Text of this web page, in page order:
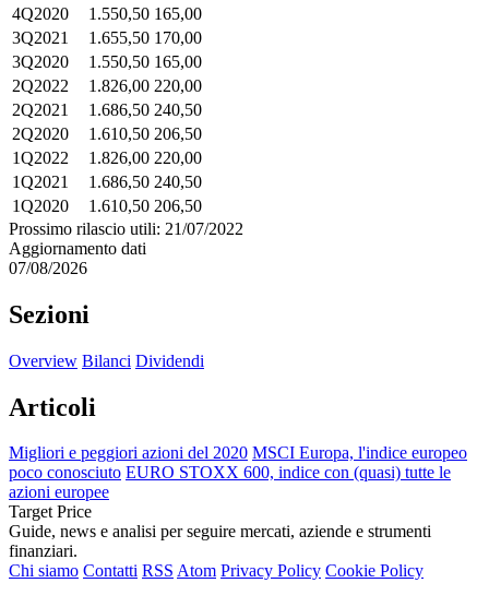
4Q2020
1.550,50 165,00
3Q2021
1.655,50 170,00
3Q2020
1.550,50 165,00
2Q2022
1.826,00 220,00
2Q2021
1.686,50 240,50
2Q2020
1.610,50 206,50
1Q2022
1.826,00 220,00
1Q2021
1.686,50 240,50
1Q2020
1.610,50 206,50
Prossimo rilascio utili: 21/07/2022
Aggiornamento dati
07/08/2026
Sezioni
Overview Bilanci Dividendi
Articoli
Migliori e peggiori azioni del 2020 MSCI Europa, l'indice europeo
poco conosciuto EURO STOXX 600, indice con (quasi) tutte le
azioni europee
Target Price
Guide, news e analisi per seguire mercati, aziende e strumenti
finanziari.
Chi siamo Contatti RSS Atom Privacy Policy Cookie Policy